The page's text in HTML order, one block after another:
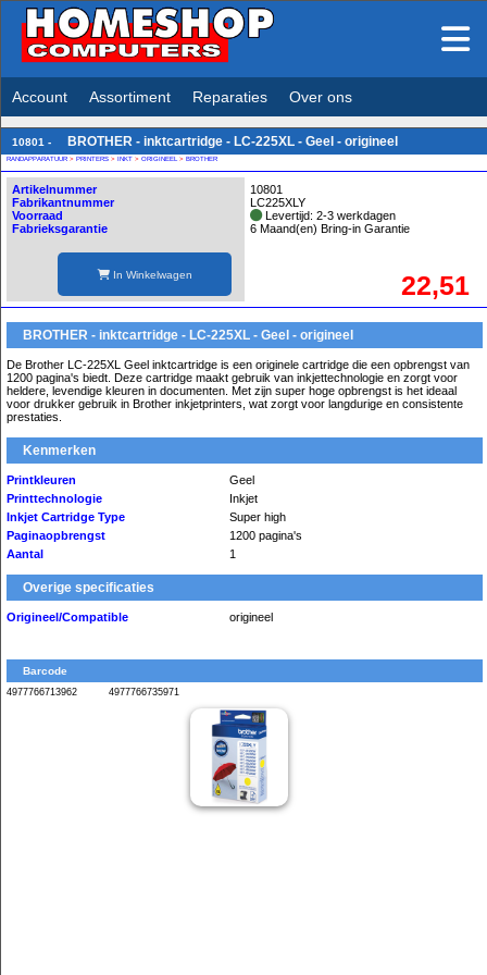
Account Assortiment Reparaties Over ons
10801 - BROTHER - inktcartridge - LC-225XL - Geel - origineel
RANDAPPARATUUR > PRINTERS > INKT > ORIGINEEL > BROTHER
Artikelnummer
Fabrikantnummer
Voorraad
Fabrieksgarantie
In Winkelwagen
10801
LC225XLY
Levertijd: 2-3 werkdagen
6 Maand(en) Bring-in Garantie
22,51
BROTHER - inktcartridge - LC-225XL - Geel - origineel
De Brother LC-225XL Geel inktcartridge is een originele cartridge die een opbrengst van
1200 pagina's biedt. Deze cartridge maakt gebruik van inkjettechnologie en zorgt voor
heldere, levendige kleuren in documenten. Met zijn super hoge opbrengst is het ideaal
voor drukker gebruik in Brother inkjetprinters, wat zorgt voor langdurige en consistente
prestaties.
Kenmerken
Printkleuren
Geel
Printtechnologie
Inkjet
Inkjet Cartridge Type
Super high
Paginaopbrengst
1200 pagina's
Aantal
1
Overige specificaties
Origineel/Compatible origineel
Barcode
4977766713962 4977766735971